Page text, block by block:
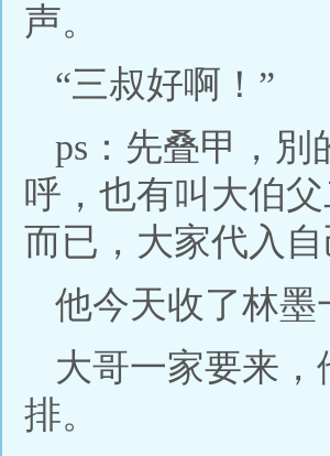
声。
“三叔好啊！”
ps：先叠甲，
呼，也有叫大伯
而已，大家代入
他今天收了林
大哥一家要来
排。